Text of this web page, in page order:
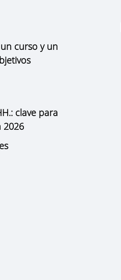
curso y un
clave para
2026